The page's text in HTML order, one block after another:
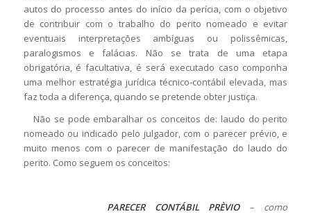
autos do processo antes do início da perícia, com o objetivo
de contribuir com o trabalho do perito nomeado e evitar
eventuais interpretações ambíguas ou polissêmicas,
paralogismos e falácias. Não se trata de uma etapa
obrigatória, é facultativa, é será executado caso componha
uma melhor estratégia jurídica técnico-contábil elevada, mas
faz toda a diferença, quando se pretende obter justiça.
Não se pode embaralhar os conceitos de: laudo do perito
nomeado ou indicado pelo julgador, com o parecer prévio, e
muito menos com o parecer de manifestação do laudo do
perito. Como seguem os conceitos:
PARECER CONTÁBIL PRÈVIO– como